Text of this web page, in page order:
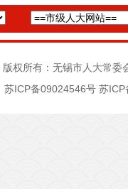
版权所有：无锡市人大常
苏ICP备09024546号 苏ICP